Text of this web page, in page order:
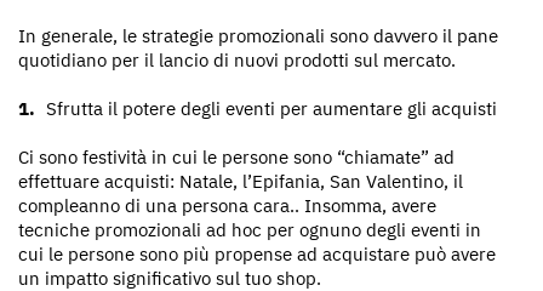
In generale, le strategie promozionali sono davvero il pane
quotidiano per il lancio di nuovi prodotti sul mercato.
Sfrutta il potere degli eventi per aumentare gli acquisti
Ci sono festività in cui le persone sono “chiamate” ad
effettuare acquisti: Natale, l’Epifania, San Valentino, il
compleanno di una persona cara.. Insomma, avere
tecniche promozionali ad hoc per ognuno degli eventi in
cui le persone sono più propense ad acquistare può avere
un impatto significativo sul tuo shop.